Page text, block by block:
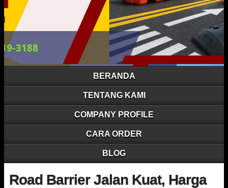
BERANDA
TENTANG KAMI
COMPANY PROFILE
CARA ORDER
BLOG
Road Barrier Jalan Kuat, Harga